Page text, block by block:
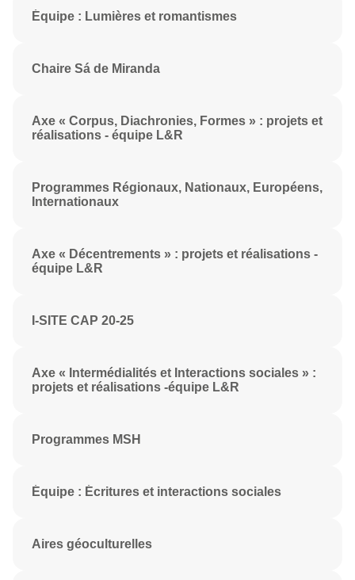
Équipe : Lumières et romantismes
Chaire Sá de Miranda
Axe « Corpus, Diachronies, Formes » : projets et
réalisations - équipe L&R
Programmes Régionaux, Nationaux, Européens,
Internationaux
Axe « Décentrements » : projets et réalisations -
équipe L&R
I-SITE CAP 20-25
Axe « Intermédialités et Interactions sociales » :
projets et réalisations -équipe L&R
Programmes MSH
Équipe : Écritures et interactions sociales
Aires géoculturelles